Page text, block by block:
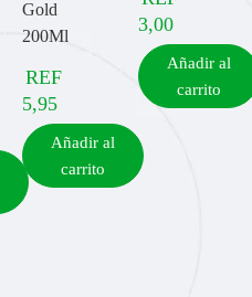
Gold
200Ml
REF
5,95
Añadir al
carrito
3,00
Añadir al
carrito